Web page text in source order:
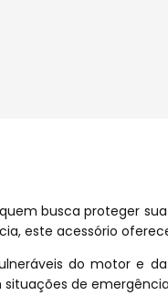
busca proteger
este acessório
do motor e
de